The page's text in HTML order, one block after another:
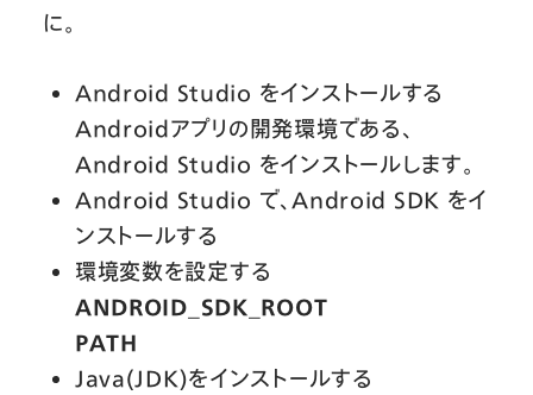
に。
Android Studio をインストールする
Androidアプリの開発環境である、
Android Studio をインストールします。
Android Studio で、Android SDK をイ
ンストールする
環境変数を設定する
ANDROID_SDK_ROOT
PATH
Java(JDK)をインストールする